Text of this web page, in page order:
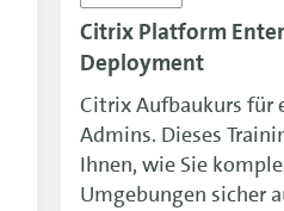
Citrix Platform
Deployment
Citrix Aufbaukurs für
Admins. Dieses
Ihnen, wie Sie
Umgebungen sicher